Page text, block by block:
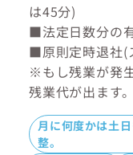
は45分)
■法定日数分の
■原則定時退社(
※もし残業が発
残業代が出ます。
月に何度かは土
整。